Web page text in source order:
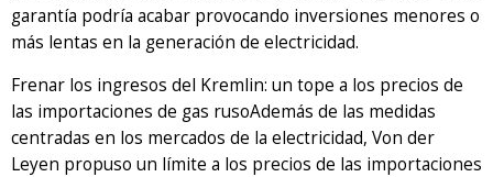
garantía podría acabar provocando inversiones menores o
más lentas en la generación de electricidad.
Frenar los ingresos del Kremlin: un tope a los precios de
las importaciones de gas rusoAdemás de las medidas
centradas en los mercados de la electricidad, Von der
Leyen propuso un límite a los precios de las importaciones